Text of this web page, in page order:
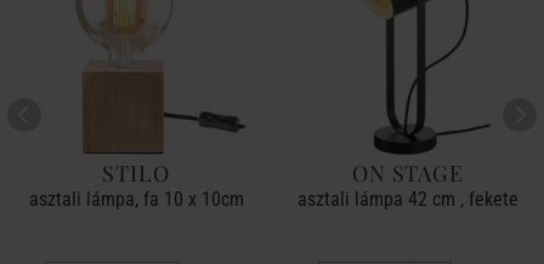
STILO
asztali lámpa, fa 10 x 10cm
ON STAGE
asztali lámpa 42 cm , fekete